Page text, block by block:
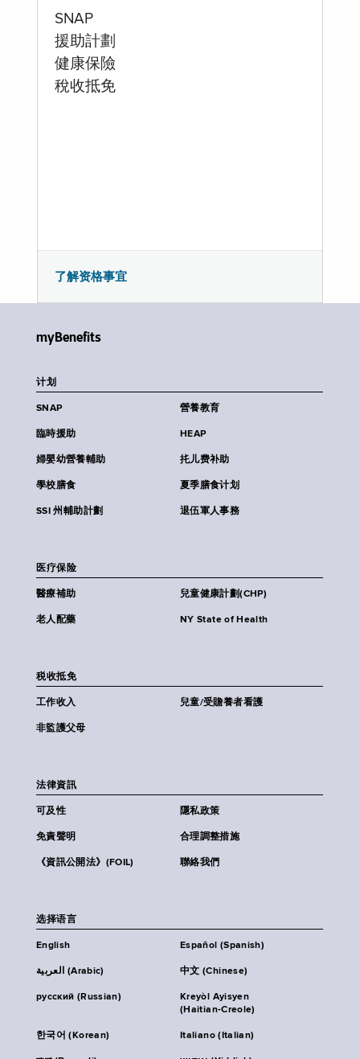
SNAP
援助計劃
健康保險
稅收抵免
了解资格事宜
myBenefits
计划
SNAP 營養教育
臨時援助 HEAP
婦嬰幼營養輔助 扥儿费补助
學校膳食 夏季膳食计划
SSI 州輔助計劃 退伍軍人事務
医疗保险
醫療補助 兒童健康計劃(CHP)
老人配藥 NY State of Health
税收抵免
工作收入 兒童/受贍養者看護
非監護父母
法律資訊
可及性 隱私政策
免責聲明 合理調整措施
《資訊公開法》(FOIL) 聯絡我們
选择语言
English Español (Spanish)
العربية (Arabic) 中文 (Chinese)
русский (Russian)
Kreyòl Ayisyen
(Haitian-Creole)
한국어 (Korean) Italiano (Italian)